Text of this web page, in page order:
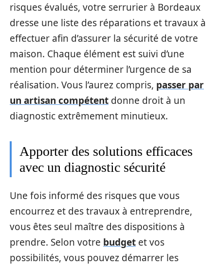
risques évalués, votre serrurier à Bordeaux
dresse une liste des réparations et travaux à
effectuer afin d’assurer la sécurité de votre
maison. Chaque élément est suivi d’une
mention pour déterminer l’urgence de sa
réalisation. Vous l’aurez compris, passer par
un artisan compétent donne droit à un
diagnostic extrêmement minutieux.
Apporter des solutions efficaces
avec un diagnostic sécurité
Une fois informé des risques que vous
encourrez et des travaux à entreprendre,
vous êtes seul maître des dispositions à
prendre. Selon votre budget et vos
possibilités, vous pouvez démarrer les